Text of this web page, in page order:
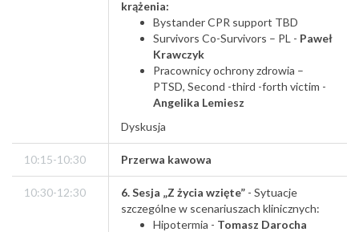
krążenia:
Bystander CPR support TBD
Survivors Co-Survivors – PL - Paweł
Krawczyk
Pracownicy ochrony zdrowia –
PTSD, Second -third -forth victim -
Angelika Lemiesz
Dyskusja
10:15-10:30 Przerwa kawowa
10:30-12:30 6. Sesja „Z życia wzięte” - Sytuacje
szczególne w scenariuszach klinicznych:
Hipotermia - Tomasz Darocha